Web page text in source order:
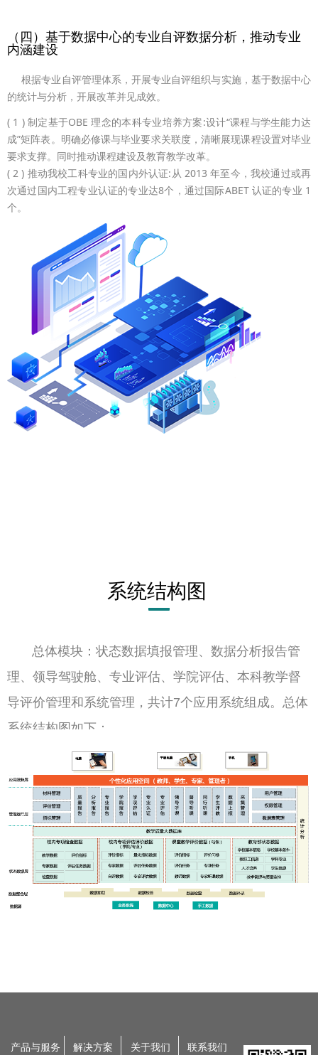
根据专业自评管理体系，开展专业自评组织与实施，基于数据中心
的统计与分析，开展改革并见成效。
( 1 ) 制定基于OBE 理念的本科专业培养方案:设计“课程与学生能力达
成”矩阵表。明确必修课与毕业要求关联度，清晰展现课程设置对毕业
要求支撑。同时推动课程建设及教育教学改革。
( 2 ) 推动我校工科专业的国内外认证:从 2013 年至今，我校通过或再
次通过国内工程专业认证的专业达8个，通过国际ABET 认证的专业 1
个。
（四）基于数据中心的专业自评数据分析，推动专业
内涵建设
总体模块：状态数据填报管理、数据分析报告管
理、领导驾驶舱、专业评估、学院评估、本科教学督
导评价管理和系统管理，共计7个应用系统组成。总体
系统结构图如下：
系统结构图
产品与服务 解决方案 关于我们 联系我们